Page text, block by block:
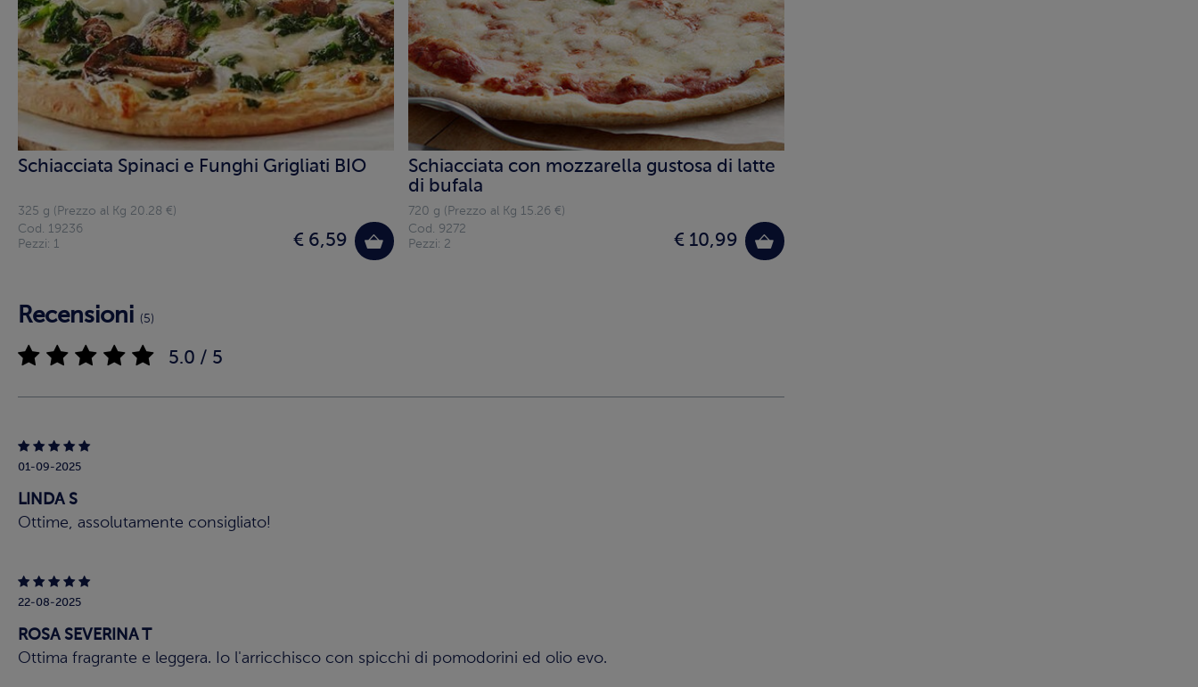
Schiacciata Spinaci e Funghi Grigliati BIO
325 g (Prezzo al Kg 20.28 €)
€ 6,59
Cod. 19236
Pezzi: 1
Schiacciata con mozzarella gustosa di latte
di bufala
720 g (Prezzo al Kg 15.26 €)
€ 10,99
Cod. 9272
Pezzi: 2
Recensioni (5)
5.0 / 5
01-09-2025
LINDA S
Ottime, assolutamente consigliato!
22-08-2025
ROSA SEVERINA T
Ottima fragrante e leggera. Io l'arricchisco con spicchi di pomodorini ed olio evo.